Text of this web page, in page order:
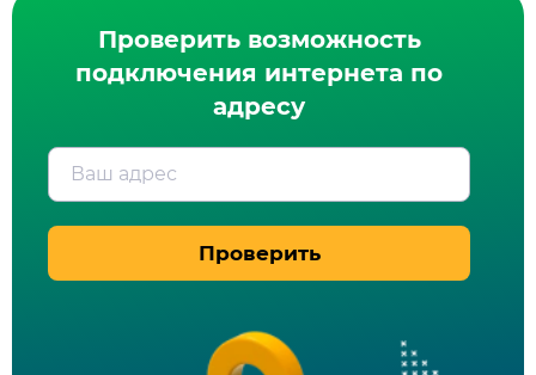
Проверить возможность
подключения интернета по
адресу
Ваш адрес
Проверить